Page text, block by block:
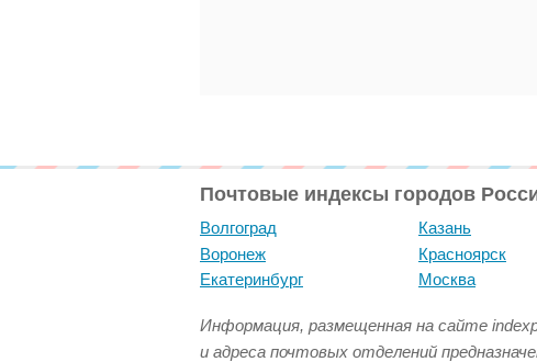
Почтовые индексы городов
Волгоград
Воронеж
Екатеринбург
Казань
Красноярск
Москва
Информация, размещенная на сайте
и адреса почтовых отделений